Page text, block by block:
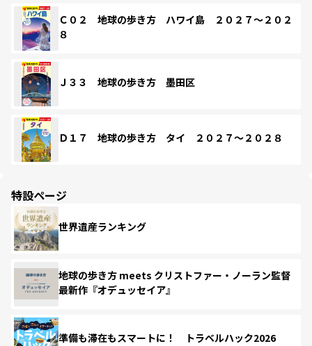
Ｃ０２ 地球の歩き方 ハワイ島 ２０２７～２０２
８
Ｊ３３ 地球の歩き方 墨田区
Ｄ１７ 地球の歩き方 タイ ２０２７～２０２８
特設ページ
世界遺産ランキング
地球の歩き方 meets クリストファー・ノーラン監督
最新作『オデュッセイア』
準備も滞在もスマートに！ トラベルハック2026